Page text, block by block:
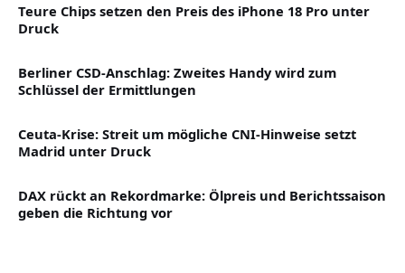
Teure Chips setzen den Preis des iPhone 18 Pro unter
Druck
Berliner CSD-Anschlag: Zweites Handy wird zum
Schlüssel der Ermittlungen
Ceuta-Krise: Streit um mögliche CNI-Hinweise setzt
Madrid unter Druck
DAX rückt an Rekordmarke: Ölpreis und Berichtssaison
geben die Richtung vor